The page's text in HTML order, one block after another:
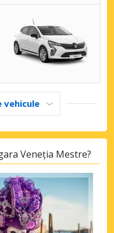
vehicule
Veneția Mestre?